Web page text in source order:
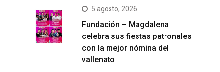
5 agosto, 2026
Fundación – Magdalena
celebra sus fiestas patronales
con la mejor nómina del
vallenato